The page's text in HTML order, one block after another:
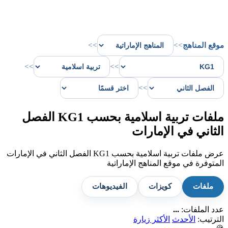
موقع المناهج>>
>>
>>
>>
>>
ملفات تربية اسلامية بحسب KG1 الفصل
الثاني في الإمارات
عرض ملفات تربية اسلامية بحسب KG1 الفصل الثاني في الإمارات
المتوفرة في موقع المناهج الإماراتية
ملفات كويزات الفيديوهات
عدد الملفات: ...
الترتيب:
الأحدث
الأكثر زيارة